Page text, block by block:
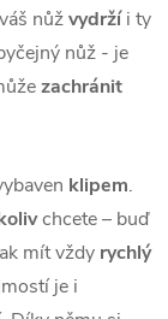
nůžvydržíi ty
nůž - je
zachránit
klipem.
chcete – buď
mít vždy rychlý
je i